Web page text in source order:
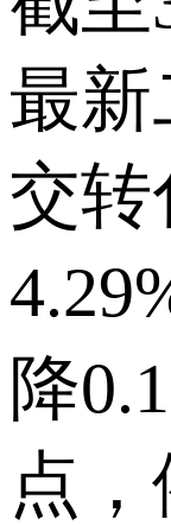
最新
交转
降
点